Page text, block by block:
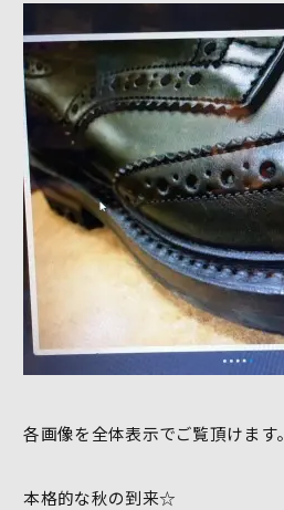
各画像を全体表示でご覧頂けます。
本格的な秋の到来☆